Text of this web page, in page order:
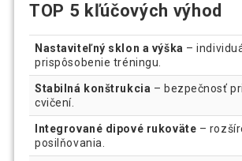
TOP 5 kľúčových výhod
Nastaviteľný sklon a výška –
prispôsobenie tréningu.
Stabilná konštrukcia – bezpečnosť
cvičení.
Integrované dipové rukoväte –
posilňovania.